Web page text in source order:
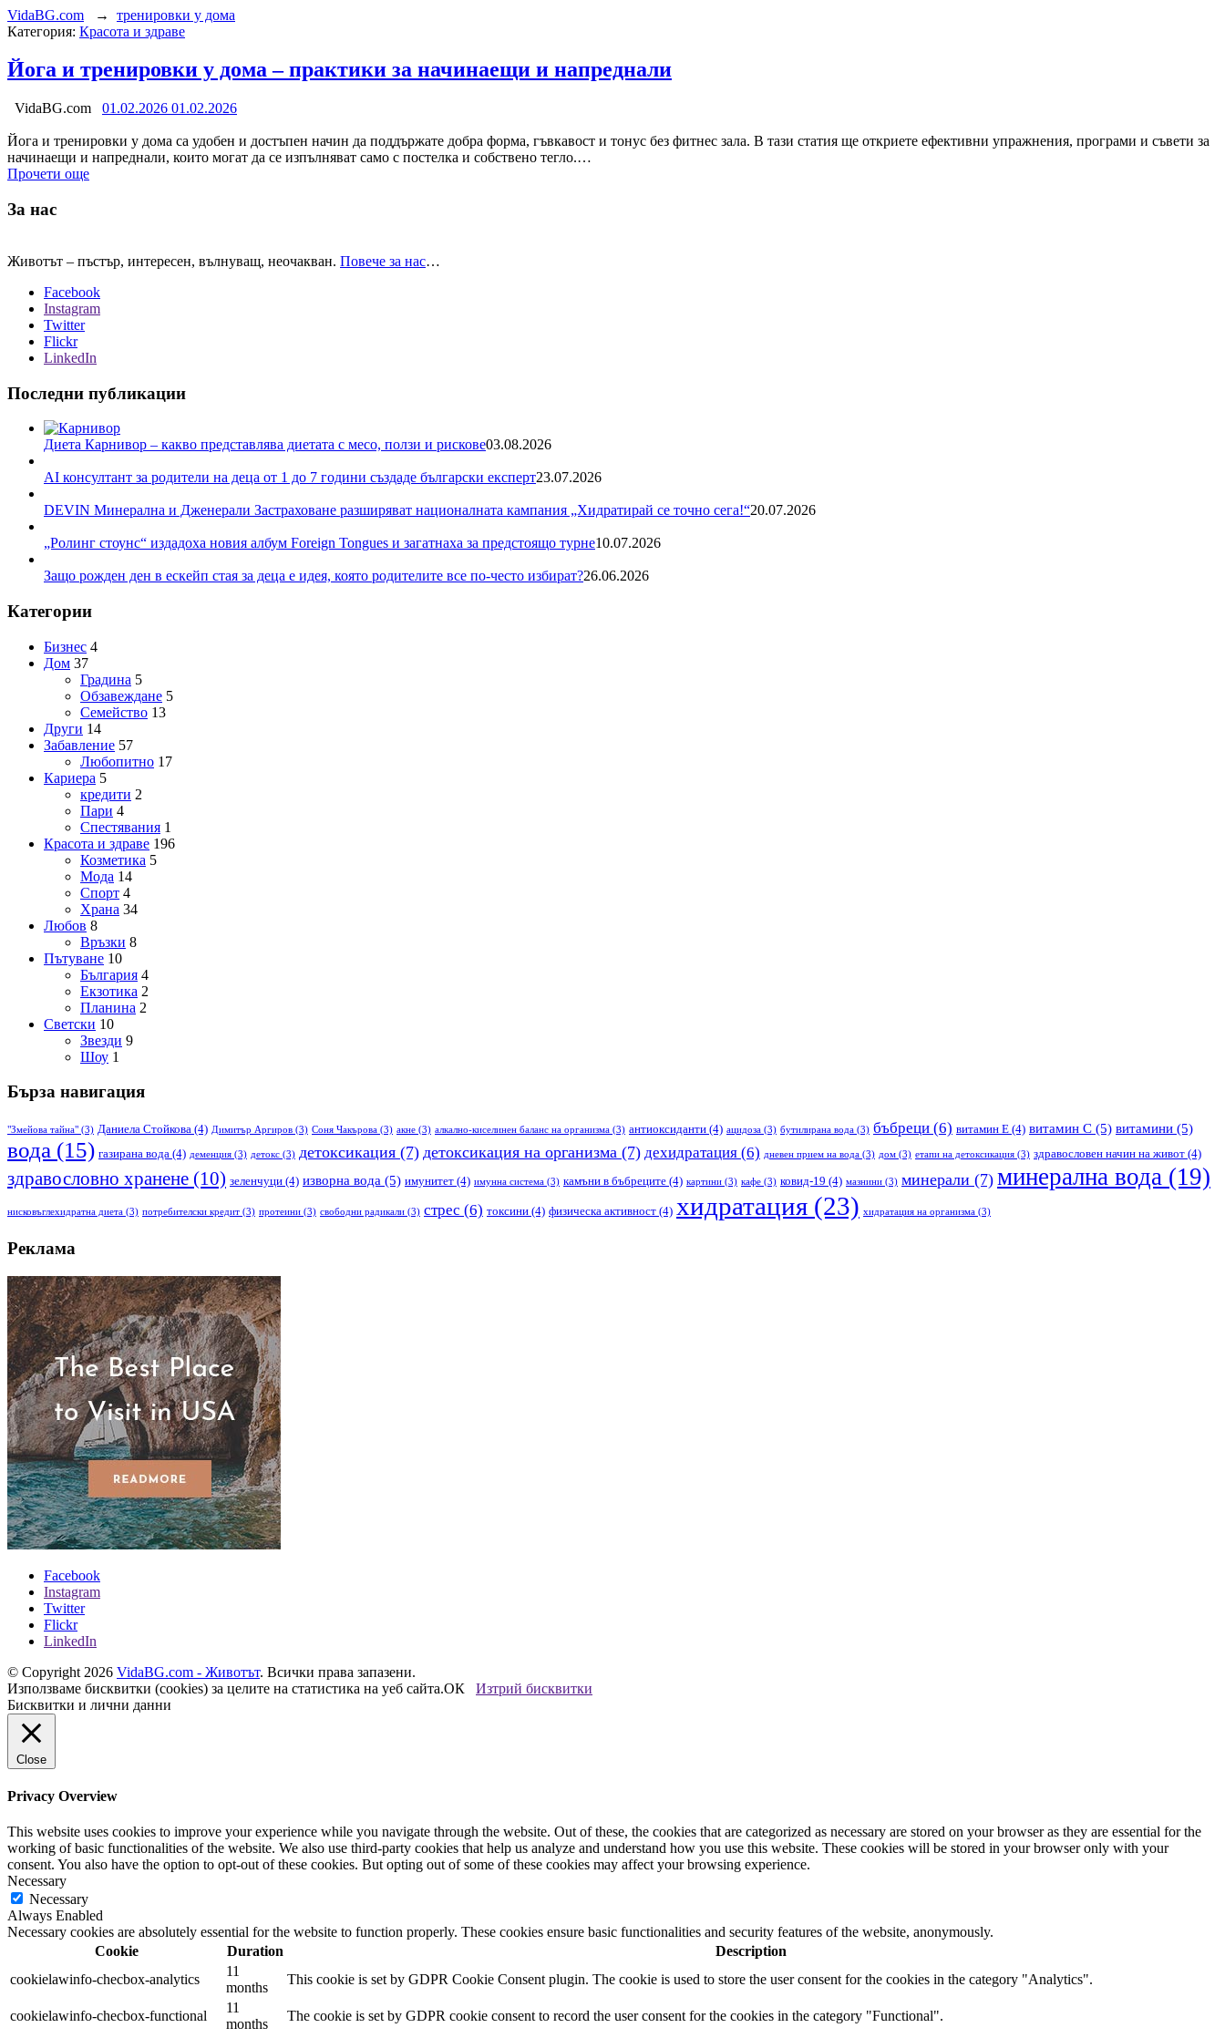
VidaBG.com → тренировки у дома
Категория: Красота и здраве
Йога и тренировки у дома – практики за начинаещи и напреднали
VidaBG.com 01.02.2026 01.02.2026
Йога и тренировки у дома са удобен и достъпен начин да поддържате добра форма, гъвкавост и тонус без фитнес зала. В тази статия ще откриете ефективни упражнения, програми и съвети за
начинаещи и напреднали, които могат да се изпълняват само с постелка и собствено тегло.…
Прочети още
За нас
Животът – пъстър, интересен, вълнуващ, неочакван. Повече за нас…
Facebook
Instagram
Twitter
Flickr
LinkedIn
Последни публикации
Диета Карнивор – какво представлява диетата с месо, ползи и рискове03.08.2026
AI консултант за родители на деца от 1 до 7 години създаде български експерт23.07.2026
DEVIN Минерална и Дженерали Застраховане разширяват националната кампания „Хидратирай се точно сега!“20.07.2026
„Ролинг стоунс“ издадоха новия албум Foreign Tongues и загатнаха за предстоящо турне10.07.2026
Защо рожден ден в ескейп стая за деца е идея, която родителите все по-често избират?26.06.2026
Категории
Бизнес 4
Дом 37
Градина 5
Обзавеждане 5
Семейство 13
Други 14
Забавление 57
Любопитно 17
Кариера 5
кредити 2
Пари 4
Спестявания 1
Красота и здраве 196
Козметика 5
Мода 14
Спорт 4
Храна 34
Любов 8
Връзки 8
Пътуване 10
България 4
Екзотика 2
Планина 2
Светски 10
Звезди 9
Шоу 1
Бърза навигация
"Змейова тайна" (3) Даниела Стойкова (4) Димитър Аргиров (3) Соня Чакърова (3) акне (3) алкално-киселинен баланс на организма (3) антиоксиданти (4) ацидоза (3) бутилирана вода (3) бъбреци (6) витамин Е (4) витамин С (5) витамини (5)
вода (15) газирана вода (4) деменция (3) детокс (3) детоксикация (7) детоксикация на организма (7) дехидратация (6) дневен прием на вода (3) дом (3) етапи на детоксикация (3) здравословен начин на живот (4)
здравословно хранене (10) зеленчуци (4) изворна вода (5) имунитет (4) имунна система (3) камъни в бъбреците (4) картини (3) кафе (3) ковид-19 (4) мазнини (3) минерали (7) минерална вода (19)
нисковъглехидратна диета (3) потребителски кредит (3) протеини (3) свободни радикали (3) стрес (6) токсини (4) физическа активност (4) хидратация (23) хидратация на организма (3)
Реклама
Facebook
Instagram
Twitter
Flickr
LinkedIn
© Copyright 2026 VidaBG.com - Животът. Всички права запазени.
Използваме бисквитки (cookies) за целите на статистика на уеб сайта.ОК
Изтрий бисквитки
Бисквитки и лични данни
Close
Privacy Overview
This website uses cookies to improve your experience while you navigate through the website. Out of these, the cookies that are categorized as necessary are stored on your browser as they are essential for the
working of basic functionalities of the website. We also use third-party cookies that help us analyze and understand how you use this website. These cookies will be stored in your browser only with your
consent. You also have the option to opt-out of these cookies. But opting out of some of these cookies may affect your browsing experience.
Necessary
Necessary
Always Enabled
Necessary cookies are absolutely essential for the website to function properly. These cookies ensure basic functionalities and security features of the website, anonymously.
Cookie
Duration
Description
cookielawinfo-checbox-analytics
11
months
This cookie is set by GDPR Cookie Consent plugin. The cookie is used to store the user consent for the cookies in the category "Analytics".
cookielawinfo-checbox-functional
11
months
The cookie is set by GDPR cookie consent to record the user consent for the cookies in the category "Functional".